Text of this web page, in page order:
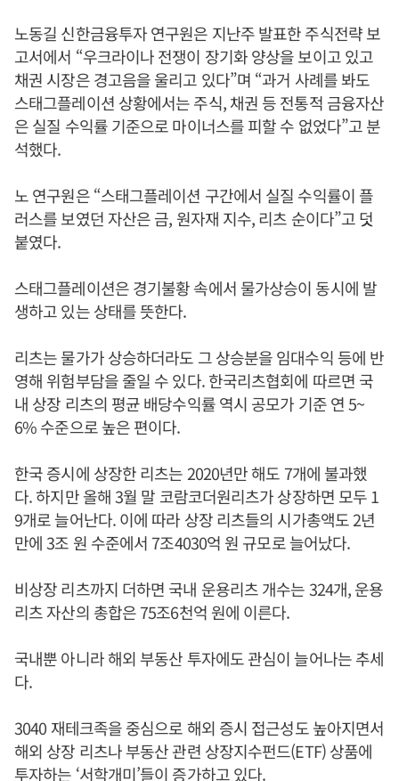
노동길 신한금융투자 연구원은 지난주 발표한 주식전략 보
고서에서 “우크라이나 전쟁이 장기화 양상을 보이고 있고
채권 시장은 경고음을 울리고 있다”며 “과거 사례를 봐도
스태그플레이션 상황에서는 주식, 채권 등 전통적 금융자산
은 실질 수익률 기준으로 마이너스를 피할 수 없었다”고 분
석했다.
노 연구원은 “스태그플레이션 구간에서 실질 수익률이 플
러스를 보였던 자산은 금, 원자재 지수, 리츠 순이다”고 덧
붙였다.
스태그플레이션은 경기불황 속에서 물가상승이 동시에 발
생하고 있는 상태를 뜻한다.
리츠는 물가가 상승하더라도 그 상승분을 임대수익 등에 반
영해 위험부담을 줄일 수 있다. 한국리츠협회에 따르면 국
내 상장 리츠의 평균 배당수익률 역시 공모가 기준 연 5~
6% 수준으로 높은 편이다.
한국 증시에 상장한 리츠는 2020년만 해도 7개에 불과했
다. 하지만 올해 3월 말 코람코더원리츠가 상장하면 모두 1
9개로 늘어난다. 이에 따라 상장 리츠들의 시가총액도 2년
만에 3조 원 수준에서 7조4030억 원 규모로 늘어났다.
비상장 리츠까지 더하면 국내 운용리츠 개수는 324개, 운용
리츠 자산의 총합은 75조6천억 원에 이른다.
국내뿐 아니라 해외 부동산 투자에도 관심이 늘어나는 추세
다.
3040 재테크족을 중심으로 해외 증시 접근성도 높아지면서
해외 상장 리츠나 부동산 관련 상장지수펀드(ETF) 상품에
투자하는 ‘서학개미’들이 증가하고 있다.